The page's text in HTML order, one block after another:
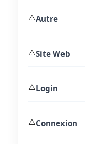
⚠️Autre
⚠️Site Web
⚠️Login
⚠️Connexion